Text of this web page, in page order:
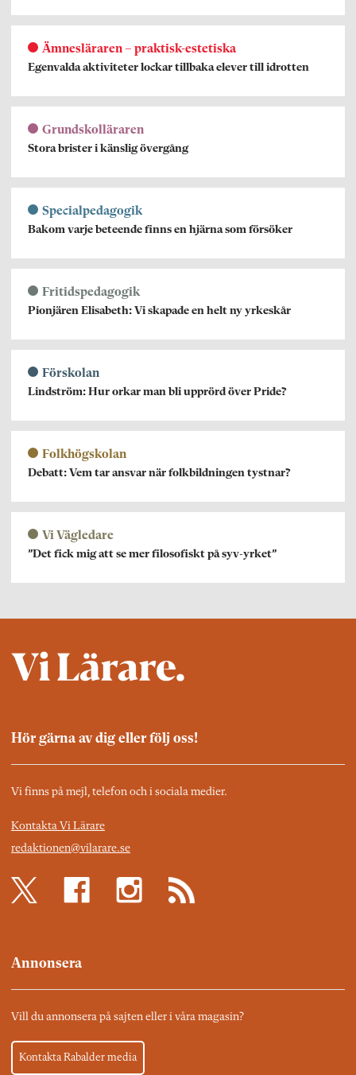
Ämnesläraren – praktisk-estetiska
Egenvalda aktiviteter lockar tillbaka elever till idrotten
Grundskolläraren
Stora brister i känslig övergång
Specialpedagogik
Bakom varje beteende finns en hjärna som försöker
Fritidspedagogik
Pionjären Elisabeth: Vi skapade en helt ny yrkeskår
Förskolan
Lindström: Hur orkar man bli upprörd över Pride?
Folkhögskolan
Debatt: Vem tar ansvar när folkbildningen tystnar?
Vi Vägledare
”Det fick mig att se mer filosofiskt på syv-yrket”
Hör gärna av dig eller följ oss!
Vi finns på mejl, telefon och i sociala medier.
Kontakta Vi Lärare
redaktionen@vilarare.se
Annonsera
Vill du annonsera på sajten eller i våra magasin?
Kontakta Rabalder media